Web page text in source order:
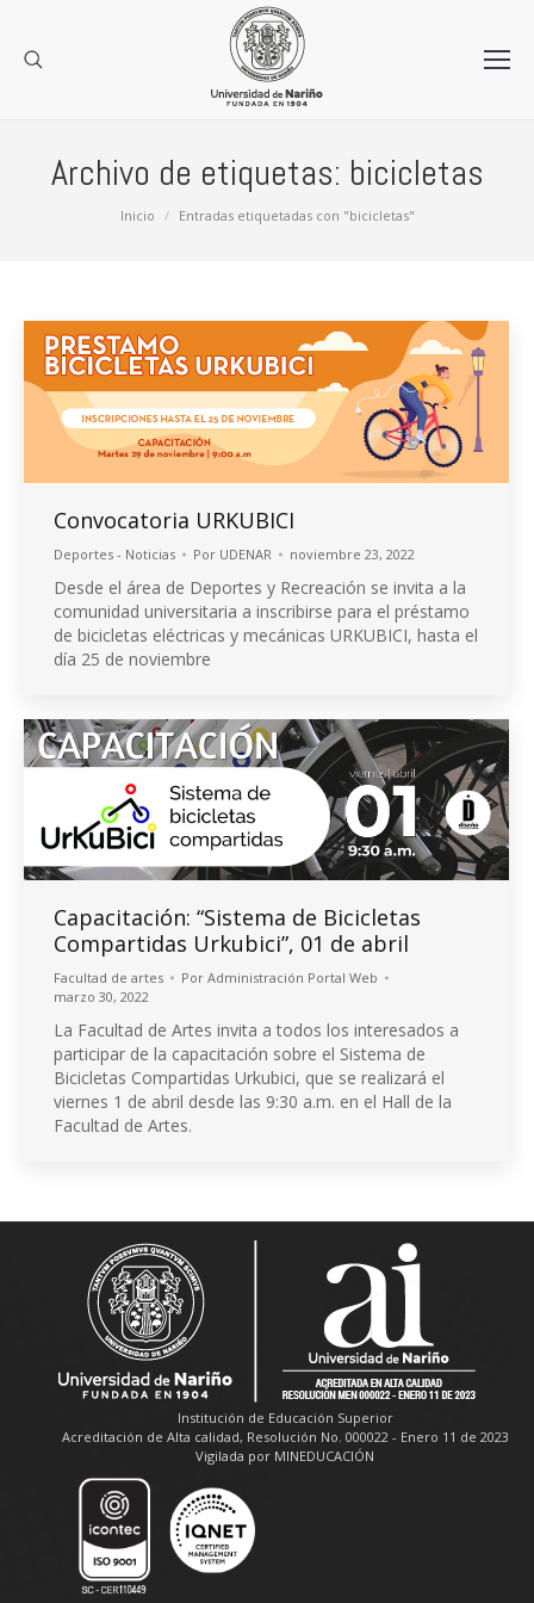
Archivo de etiquetas: bicicletas
Inicio Entradas etiquetadas con "bicicletas"
Convocatoria URKUBICI
Deportes - Noticias Por UDENAR noviembre 23, 2022
Desde el área de Deportes y Recreación se invita a la
comunidad universitaria a inscribirse para el préstamo
de bicicletas eléctricas y mecánicas URKUBICI, hasta el
día 25 de noviembre
Capacitación: “Sistema de Bicicletas
Compartidas Urkubici”, 01 de abril
Facultad de artes Por Administración Portal Web
marzo 30, 2022
La Facultad de Artes invita a todos los interesados a
participar de la capacitación sobre el Sistema de
Bicicletas Compartidas Urkubici, que se realizará el
viernes 1 de abril desde las 9:30 a.m. en el Hall de la
Facultad de Artes.
Institución de Educación Superior
Acreditación de Alta calidad, Resolución No. 000022 - Enero 11 de 2023
Vigilada por MINEDUCACIÓN